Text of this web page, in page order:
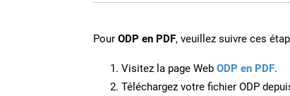
Pour ODP en PDF, veuillez suivre ces
Visitez la page Web ODP en PDF.
Téléchargez votre fichier ODP